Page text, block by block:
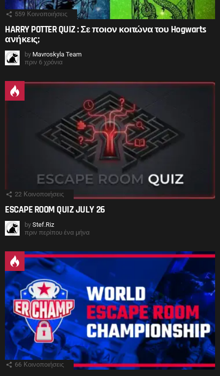
559 Κοινοποιήσεις
HARRY POTTER QUIZ : Σε ποιον κοιτώνα του Hogwarts
ανήκεις;
by Mavroskyla Team
πριν 6 χρόνια
22 Κοινοποιήσεις
ESCAPE ROOM QUIZ JULY 26
by Stef.Riz
πριν περίπου ένα μήνα
66 Κοινοποιήσεις